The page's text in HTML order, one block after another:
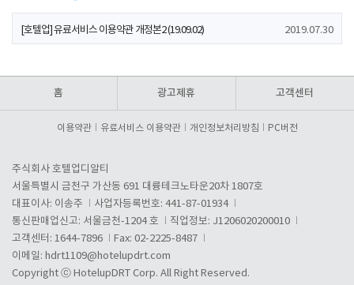
[호텔업] 유료서비스 이용약관 개정본2 (19.09.02) 2019.07.30
홈 광고제휴 고객센터
이용약관 유료서비스 이용약관 개인정보처리방침 PC버전
주식회사 호텔업디알티
서울특별시 금천구 가산동 691 대륭테크노타운20차 1807호
대표이사: 이송주
사업자등록번호: 441-87-01934
통신판매업신고: 서울금천-1204 호
직업정보: J1206020200010
고객센터: 1644-7896
Fax: 02-2225-8487
이메일: hdrt1109@hotelupdrt.com
Copyright ⓒ HotelupDRT Corp. All Right Reserved.